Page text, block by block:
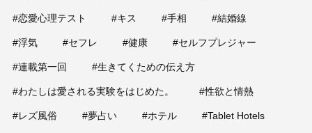
#恋愛心理テスト #キス #手相 #結婚線
#浮気 #セフレ #健康 #セルフプレジャー
#連載第一回 #生きてくための伝え方
#わたしは愛される実験をはじめた。 #性欲と情熱
#レズ風俗 #夢占い #ホテル #Tablet Hotels